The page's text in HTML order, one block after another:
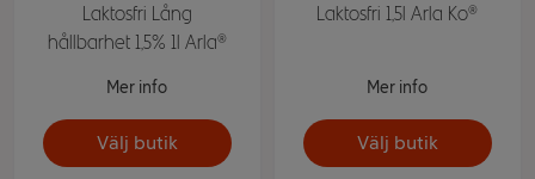
Laktosfri Lång
hållbarhet 1,5% 1l Arla®
Mer info
Välj butik
Laktosfri 1,5l Arla Ko®
Mer info
Välj butik